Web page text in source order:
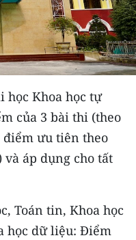
học Khoa học tự
của 3 bài thi (theo
ưu tiên theo
áp dụng cho tất
Toán tin, Khoa học
học dữ liệu: Điểm